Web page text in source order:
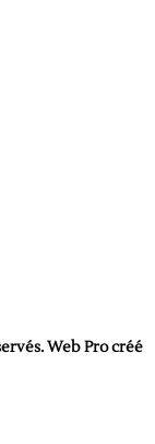
Web Pro créé